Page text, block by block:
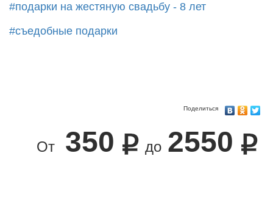
#подарки на жестяную свадьбу - 8 лет
#съедобные подарки
Поделиться
От 350 до 2550